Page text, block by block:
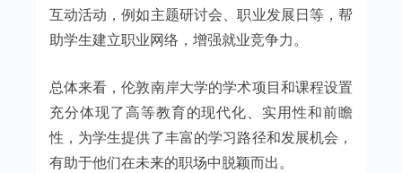
互动活动，例如主题研讨会、职业发展日等，帮
助学生建立职业网络，增强就业竞争力。
总体来看，伦敦南岸大学的学术项目和课程设置
充分体现了高等教育的现代化、实用性和前瞻
性，为学生提供了丰富的学习路径和发展机会，
有助于他们在未来的职场中脱颖而出。